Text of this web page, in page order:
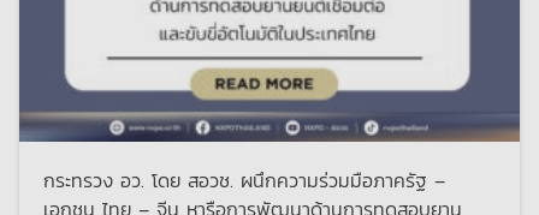
กระทรวง อว. โดย สอวช. ผนึกความร่วมมือภาครัฐ –